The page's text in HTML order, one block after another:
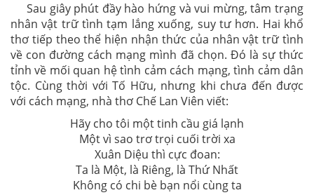
Sau giây phút đầy hào hứng và vui mừng, tâm trạng
nhân vật trữ tình tạm lắng xuống, suy tư hơn. Hai khổ
thơ tiếp theo thể hiện nhận thức của nhân vật trữ tình
về con đường cách mạng mình đã chọn. Đó là sự thức
tỉnh về mối quan hệ tình cảm cách mạng, tình cảm dân
tộc. Cùng thời với Tố Hữu, nhưng khi chưa đến được
với cách mạng, nhà thơ Chế Lan Viên viết:
Hãy cho tôi một tinh cầu giá lạnh
Một vì sao trơ trọi cuối trời xa
Xuân Diệu thì cực đoan:
Ta là Một, là Riêng, là Thứ Nhất
Không có chi bè bạn nổi cùng ta